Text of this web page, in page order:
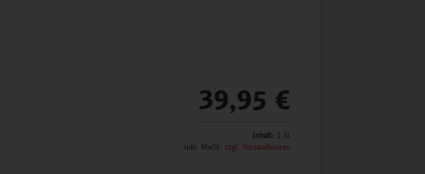
39,95 €
Inhalt: 1 St
inkl. MwSt. zzgl. Versandkosten